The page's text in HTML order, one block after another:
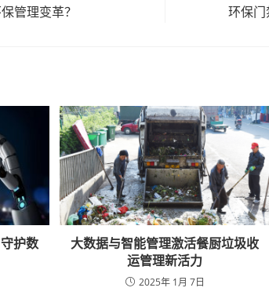
管理变革？ 环保
护数
大数据与智能管理激活餐厨垃圾收
运管理新活力
2025年 1月 7日